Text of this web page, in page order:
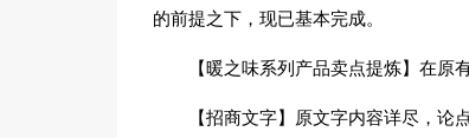
的前提之下，现已基本完成。
【暖之味系列产品卖点提炼】在原
【招商文字】原文字内容详尽，论